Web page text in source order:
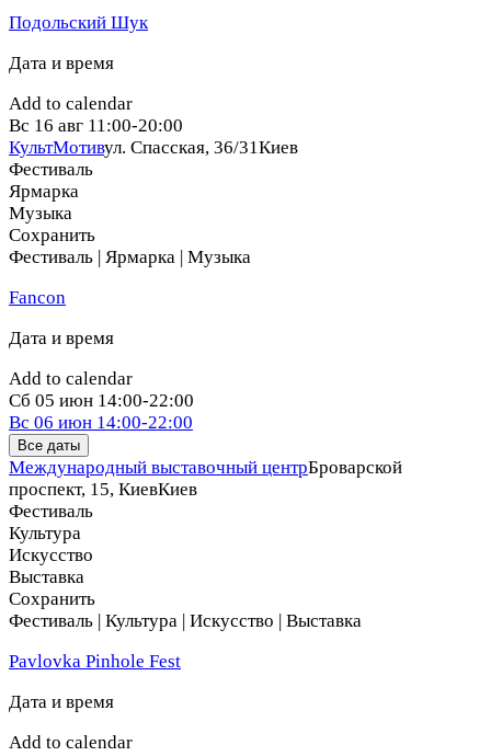
Подольский Шук
Дата и время
Add to calendar
Вс 16 авг 11:00-20:00
КультМотивул. Спасская, 36/31Киев
Фестиваль
Ярмарка
Музыка
Сохранить
Фестиваль | Ярмарка | Музыка
Fancon
Дата и время
Add to calendar
Сб 05 июн 14:00-22:00
Вс 06 июн 14:00-22:00
Все даты
Международный выставочный центрБроварской
проспект, 15, КиевКиев
Фестиваль
Культура
Искусство
Выставка
Сохранить
Фестиваль | Культура | Искусство | Выставка
Pavlovka Pinhole Fest
Дата и время
Add to calendar